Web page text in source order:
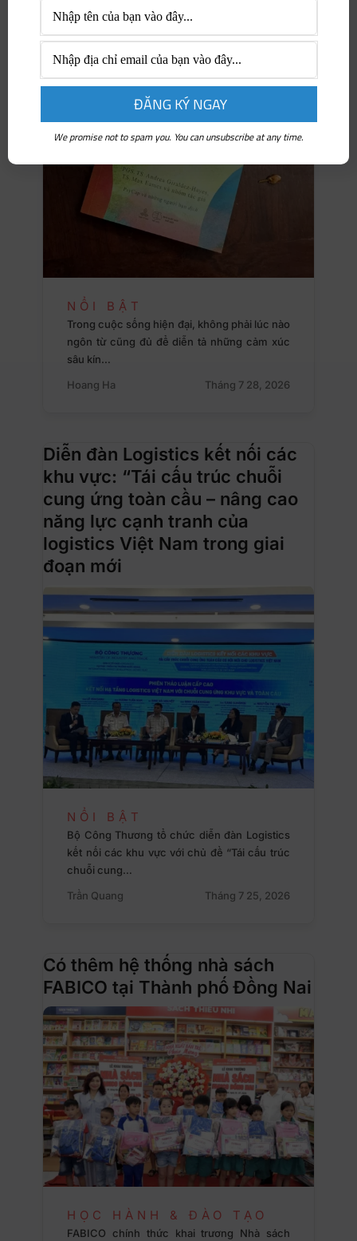
NỔI BẬT
Trong cuộc sống hiện đại, không phải lúc nào
ngôn từ cũng đủ để diễn tả những cảm xúc
sâu kín…
Hoang Ha
Tháng 7 28, 2026
Diễn đàn Logistics kết nối các
khu vực: “Tái cấu trúc chuỗi
cung ứng toàn cầu – nâng cao
năng lực cạnh tranh của
logistics Việt Nam trong giai
đoạn mới
NỔI BẬT
Bộ Công Thương tổ chức diễn đàn Logistics
kết nối các khu vực với chủ đề “Tái cấu trúc
chuỗi cung…
Trần Quang
Tháng 7 25, 2026
Có thêm hệ thống nhà sách
FABICO tại Thành phố Đồng Nai
HỌC HÀNH & ĐÀO TẠO
FABICO chính thức khai trương Nhà sách
We promise not to spam you. You can unsubscribe at any time.